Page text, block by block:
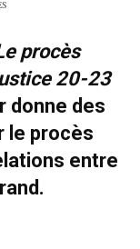
procès
20-23
donne des
le procès
entre